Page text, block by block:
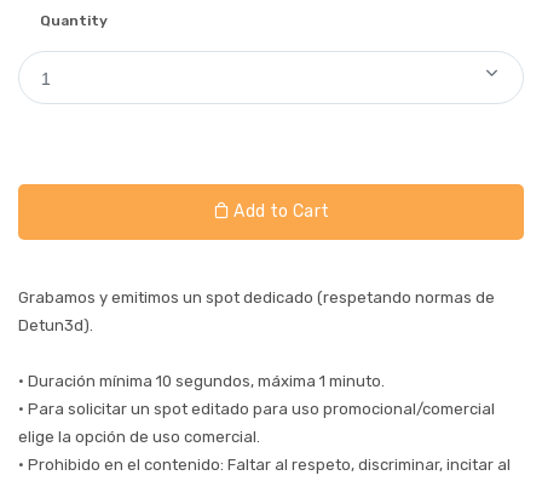
Quantity
1
Add to Cart
Grabamos y emitimos un spot dedicado (respetando normas de
Detun3d).
• Duración mínima 10 segundos, máxima 1 minuto.
• Para solicitar un spot editado para uso promocional/comercial
elige la opción de uso comercial.
• Prohibido en el contenido: Faltar al respeto, discriminar, incitar al